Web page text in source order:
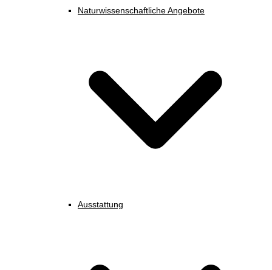
Naturwissenschaftliche Angebote
Ausstattung